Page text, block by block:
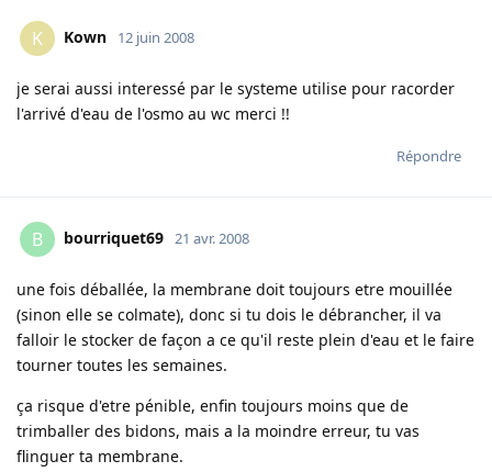
K Kown 12 juin 2008
je serai aussi interessé par le systeme utilise pour racorder
l'arrivé d'eau de l'osmo au wc merci !!
Répondre
B bourriquet69 21 avr. 2008
une fois déballée, la membrane doit toujours etre mouillée
(sinon elle se colmate), donc si tu dois le débrancher, il va
falloir le stocker de façon a ce qu'il reste plein d'eau et le faire
tourner toutes les semaines.
ça risque d'etre pénible, enfin toujours moins que de
trimballer des bidons, mais a la moindre erreur, tu vas
flinguer ta membrane.